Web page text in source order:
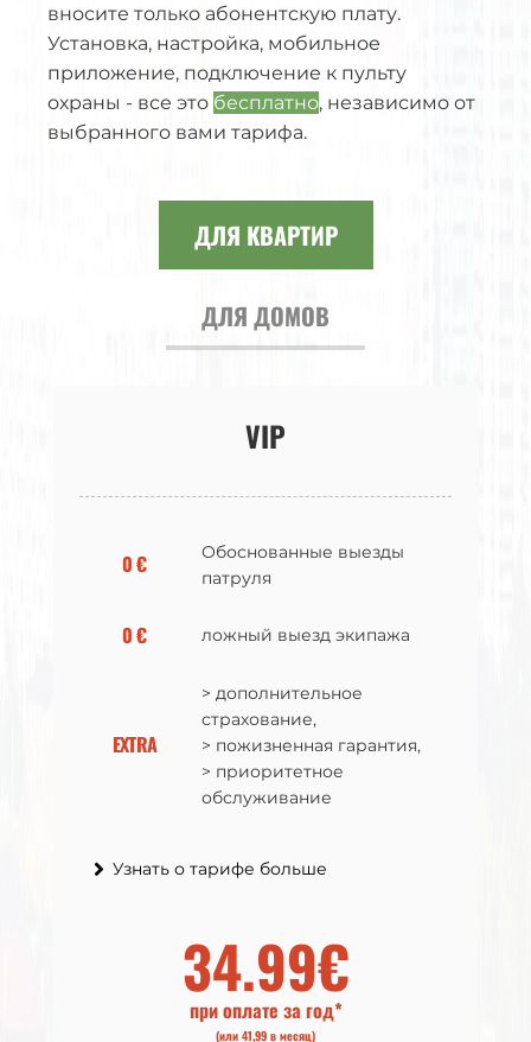
вносите только абонентскую плату.
Установка, настройка, мобильное
приложение, подключение к пульту
охраны - все это бесплатно, независимо от
выбранного вами тарифа.
ДЛЯ КВАРТИР
ДЛЯ ДОМОВ
VIP
0 €
Обоснованные выезды
патруля
0 € ложный выезд экипажа
EXTRA
> дополнительное
страхование,
> пожизненная гарантия,
> приоритетное
обслуживание
Узнать о тарифе больше
34.99€
при оплате за год*
(или 41,99 в месяц)
VIP
0 €
Обоснованные выезды
патруля
0 € ложный выезд экипажа
EXTRA
> дополнительное
страхование,
> пожизненная гарантия,
> приоритетное
обслуживание
Узнать о тарифе больше
36.99€
при оплате за год*
(или 43,99 в месяц)